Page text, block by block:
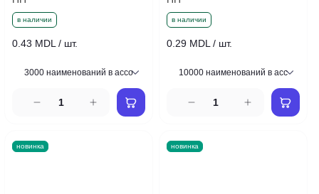
в наличии
0.43 MDL / шт.
в наличии
0.29 MDL / шт.
новинка новинка